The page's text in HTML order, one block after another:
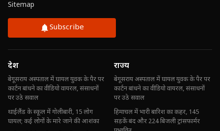
Sitemap
Subscribe
देश
बेगूसराय अस्पताल में घायल युवक के पैर पर
कार्टन बांधने का वीडियो वायरल, संसाधनों
पर उठे सवाल
थाईलैंड के स्कूल में गोलीबारी, 15 लोग
घायल; कई लोगों के मारे जाने की आशंका
राज्य
बेगूसराय अस्पताल में घायल युवक के पैर पर
कार्टन बांधने का वीडियो वायरल, संसाधनों
पर उठे सवाल
हिमाचल में भारी बारिश का कहर, 145
सड़कें बंद और 224 बिजली ट्रांसफार्मर